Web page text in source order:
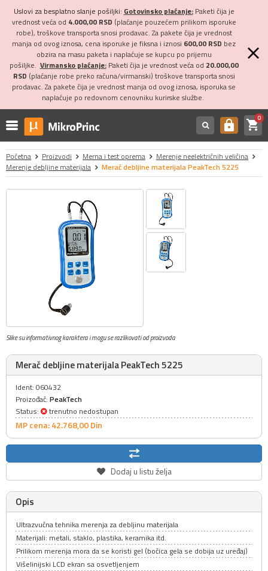
Uslovi za besplatno slanje pošiljki: Gotovinsko plaćanje:Paketi čija je
vrednost veća od 4.000,00 RSD (plaćanje pouzećem prilikom isporuke
robe), troškove transporta snosi prodavac. Za pakete čija je vrednost
manja od ovog iznosa, cena isporuke je fiksna i iznosi 600,00 RSD bez
obzira na masu paketa i naplaćuje se kupcu po prijemu
pošiljke. Virmansko plaćanje:Paketi čija je vrednost veća od 20.000,00
RSD (plaćanje robe preko računa/virmanski) troškove transporta snosi
prodavac. Za pakete čija je vrednost manja od ovog iznosa, isporuka se
naplaćuje po redovnom cenovniku kurirske službe.
https shopping_cart0
Početna Proizvodi Merna i test oprema
Merenje neelektričnih veličina
Merenje debljine materijala
Merač debljine materijala PeakTech 5225
Slike su informativnog karaktera i mogu se razlikovati od proizvoda
Merač debljine materijala PeakTech 5225
Ident: 060432
Proizođač: PeakTech
Status:
trenutno nedostupan
MP cena: 42.768,00Din
Dodaj u listu želja
Opis
Ultrazvučna tehnika merenja za debljinu materijala
Materijali: metali, staklo, plastika, keramika itd.
Prilikom merenja mora da se koristi gel (bočica gela se dobija uz uređaj)
Višelinijski LCD ekran sa osvetljenjem